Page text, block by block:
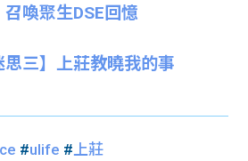
喚聚生DSE回憶
思三】上莊教曉我的事
#ulife #上莊